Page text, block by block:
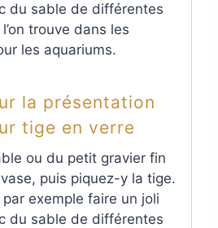
du sable de différentes
trouve dans les
les aquariums.
la présentation
tige en verre
ou du petit gravier fin
puis piquez-y la tige.
exemple faire un joli
du sable de différentes